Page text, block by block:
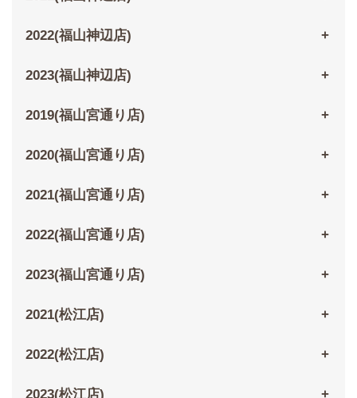
2022(福山神辺店)
2023(福山神辺店)
2019(福山宮通り店)
2020(福山宮通り店)
2021(福山宮通り店)
2022(福山宮通り店)
2023(福山宮通り店)
2021(松江店)
2022(松江店)
2023(松江店)